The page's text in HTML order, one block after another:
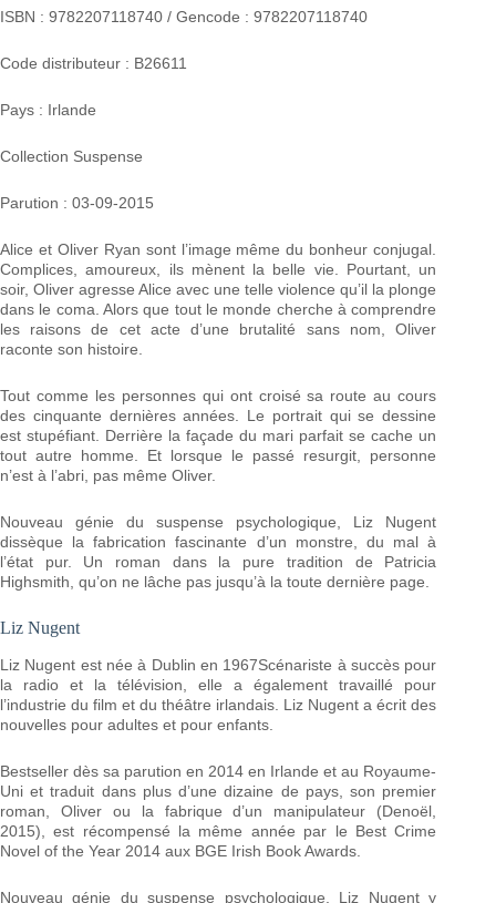
ISBN : 9782207118740 / Gencode : 9782207118740
Code distributeur : B26611
Pays : Irlande
Collection Suspense
Parution : 03-09-2015
Alice et Oliver Ryan sont l’image même du bonheur conjugal.
Complices, amoureux, ils mènent la belle vie. Pourtant, un
soir, Oliver agresse Alice avec une telle violence qu’il la plonge
dans le coma. Alors que tout le monde cherche à comprendre
les raisons de cet acte d’une brutalité sans nom, Oliver
raconte son histoire.
Tout comme les personnes qui ont croisé sa route au cours
des cinquante dernières années. Le portrait qui se dessine
est stupéfiant. Derrière la façade du mari parfait se cache un
tout autre homme. Et lorsque le passé resurgit, personne
n’est à l’abri, pas même Oliver.
Nouveau génie du suspense psychologique, Liz Nugent
dissèque la fabrication fascinante d’un monstre, du mal à
l’état pur. Un roman dans la pure tradition de Patricia
Highsmith, qu’on ne lâche pas jusqu’à la toute dernière page.
Liz Nugent
Liz Nugent est née à Dublin en 1967Scénariste à succès pour
la radio et la télévision, elle a également travaillé pour
l’industrie du film et du théâtre irlandais. Liz Nugent a écrit des
nouvelles pour adultes et pour enfants.
Bestseller dès sa parution en 2014 en Irlande et au Royaume-
Uni et traduit dans plus d’une dizaine de pays, son premier
roman, Oliver ou la fabrique d’un manipulateur (Denoël,
2015), est récompensé la même année par le Best Crime
Novel of the Year 2014 aux BGE Irish Book Awards.
Nouveau génie du suspense psychologique, Liz Nugent y